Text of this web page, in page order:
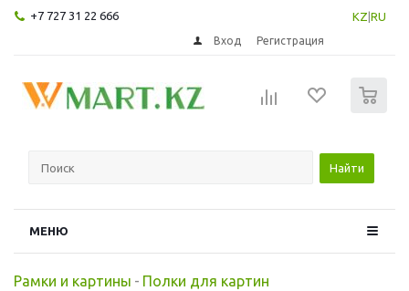
+7 727 31 22 666 KZ RU
Вход Регистрация
Найти
МЕНЮ
Рамки и картины - Полки для картин